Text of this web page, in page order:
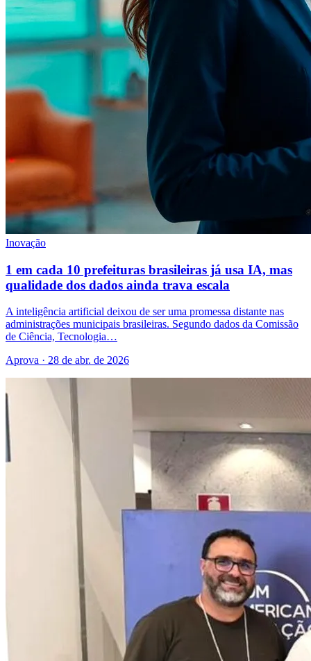
Inovação
1 em cada 10 prefeituras brasileiras já usa IA, mas
qualidade dos dados ainda trava escala
A inteligência artificial deixou de ser uma promessa distante nas
administrações municipais brasileiras. Segundo dados da Comissão
de Ciência, Tecnologia…
Aprova · 28 de abr. de 2026